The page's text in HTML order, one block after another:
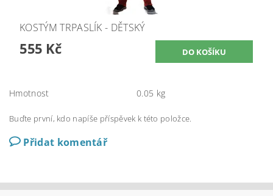
KOSTÝM TRPASLÍK - DĚTSKÝ
555 Kč
Hmotnost 0.05 kg
Buďte první, kdo napíše příspěvek k této položce.
Přidat komentář